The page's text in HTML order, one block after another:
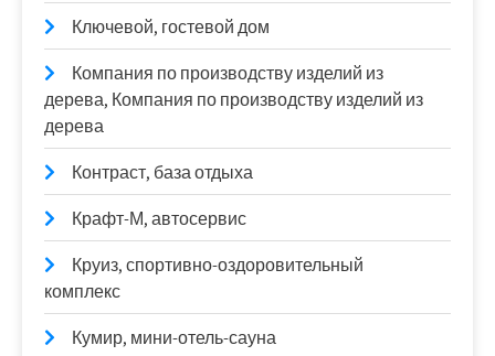
Ключевой, гостевой дом
Компания по производству изделий из
дерева, Компания по производству изделий из
дерева
Контраст, база отдыха
Крафт-М, автосервис
Круиз, спортивно-оздоровительный
комплекс
Кумир, мини-отель-сауна